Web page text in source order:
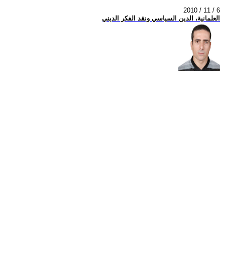
2010 / 11 / 6
العلمانية، الدين السياسي ونقد الفكر الديني